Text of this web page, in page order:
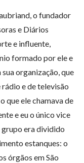
o fundador
e Diários
e influente,
formado por ele e
organização, que
e de televisão
que ele chamava de
e eu o único vice
grupo era dividido
estanques: o
órgãos em São